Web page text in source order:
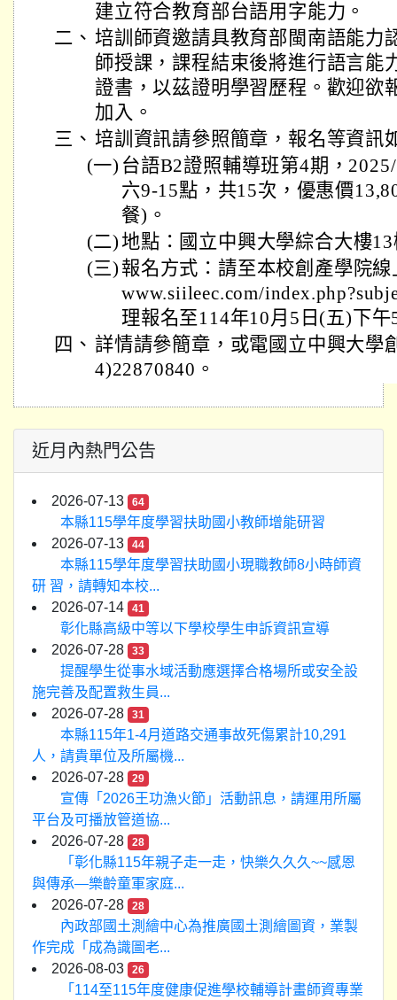
建立符合教育部台語用字能力。
二、 培訓師資邀請具教育部閩南語能力
師授課，課程結束後將進行語言能
證書，以茲證明學習歷程。歡迎欲
加入。
三、 培訓資訊請參照簡章，報名等資訊
(一) 台語B2證照輔導班第4期，
六9-15點，共15次，優惠價
餐)。
(二)地點：國立中興大學綜合大樓
(三) 報名方式：請至本校創產學院
www.siileec.com/
理報名至114年10月5日(五)下午
四、 詳情請參簡章，或電國立中興大學
4)22870840。
近月內熱門公告
2026-07-13 64
本縣115學年度學習扶助國小教師增能研習
2026-07-13
44
本縣115學年度學習扶助國小現職教師8小時師資
研 習，請轉知本校...
2026-07-14
41
彰化縣高級中等以下學校學生申訴資訊宣導
2026-07-28
33
提醒學生從事水域活動應選擇合格場所或安全設
施完善及配置救生員...
2026-07-28
31
本縣115年1-4月道路交通事故死傷累計10,291
人，請貴單位及所屬機...
2026-07-28
29
宣傳「2026王功漁火節」活動訊息，請運用所屬
平台及可播放管道協...
2026-07-28
28
「彰化縣115年親子走一走，快樂久久久~~感恩
與傳承—樂齡童軍家庭...
2026-07-28
28
內政部國土測繪中心為推廣國土測繪圖資，業製
作完成「成為識圖老...
2026-08-03
26
「114至115年度健康促進學校輔導計畫師資專業